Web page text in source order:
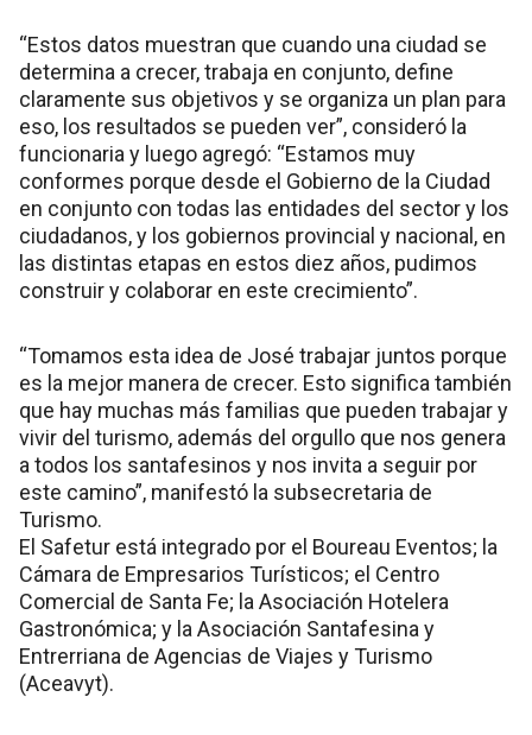
“Estos datos muestran que cuando una ciudad se
determina a crecer, trabaja en conjunto, define
claramente sus objetivos y se organiza un plan para
eso, los resultados se pueden ver”, consideró la
funcionaria y luego agregó: “Estamos muy
conformes porque desde el Gobierno de la Ciudad
en conjunto con todas las entidades del sector y los
ciudadanos, y los gobiernos provincial y nacional, en
las distintas etapas en estos diez años, pudimos
construir y colaborar en este crecimiento”.
“Tomamos esta idea de José trabajar juntos porque
es la mejor manera de crecer. Esto significa también
que hay muchas más familias que pueden trabajar y
vivir del turismo, además del orgullo que nos genera
a todos los santafesinos y nos invita a seguir por
este camino”, manifestó la subsecretaria de
Turismo.
El Safetur está integrado por el Boureau Eventos; la
Cámara de Empresarios Turísticos; el Centro
Comercial de Santa Fe; la Asociación Hotelera
Gastronómica; y la Asociación Santafesina y
Entrerriana de Agencias de Viajes y Turismo
(Aceavyt).